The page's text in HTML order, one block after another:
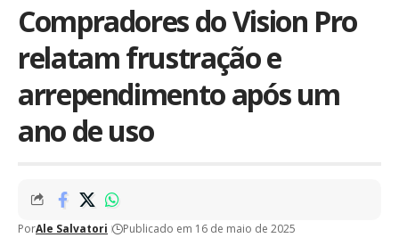
Compradores do Vision Pro
relatam frustração e
arrependimento após um
ano de uso
PorAle Salvatori Publicado em 16 de maio de 2025